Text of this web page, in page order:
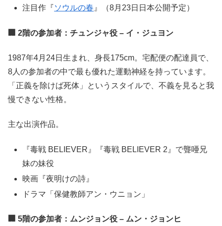
注目作『ソウルの春 』（8月23日日本公開予定）
🏢 2階の参加者：チュンジャ役 – イ・ジュヨン
1987年4月24日生まれ、身長175cm。宅配便の配達員で、
8人の参加者の中で最も優れた運動神経を持っています。
「正義を除けば死体」というスタイルで、不義を見ると我
慢できない性格。
主な出演作品。
『毒戦 BELIEVER』『毒戦 BELIEVER 2』で聾唖兄
妹の妹役
映画『夜明けの詩』
ドラマ「保健教師アン・ウニョン」
🏢 5階の参加者：ムンジョン役 – ムン・ジョンヒ